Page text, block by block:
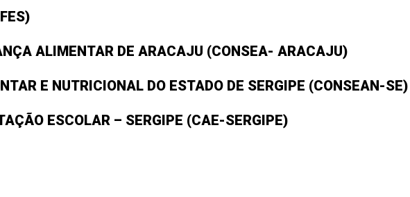
ALIMENTAR DE ARACAJU (CONSEA- ARACAJU)
E NUTRICIONAL DO ESTADO DE SERGIPE (CONSEAN-SE)
ESCOLAR – SERGIPE (CAE-SERGIPE)